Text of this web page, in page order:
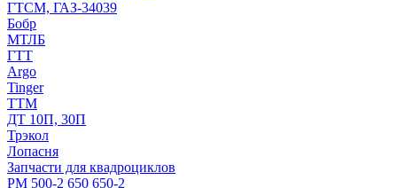
ГТСМ, ГАЗ-34039
Бобр
МТЛБ
ГТТ
Argo
Tinger
ТТМ
ДТ 10П, 30П
Трэкол
Лопасня
Запчасти для квадроциклов
РМ 500-2 650 650-2